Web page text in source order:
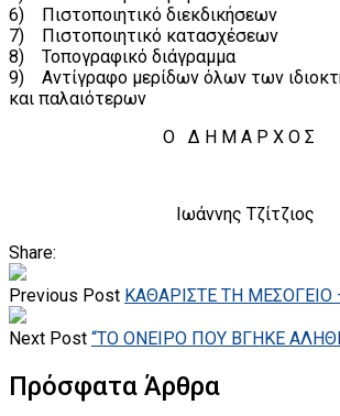
6) Πιστοποιητικό διεκδικήσεων
7) Πιστοποιητικό κατασχέσεων
8) Τοπογραφικό διάγραμμα
9) Αντίγραφο μερίδων όλων των
και παλαιότερων
Ο Δ Η Μ Α Ρ Χ Ο Σ
Ιωάννης Τζίτζιος
Share:
Previous Post ΚΑΘΑΡΙΣΤΕ ΤΗ ΜΕΣΟΓΕΙΟ
Next Post “ΤΟ ΟΝΕΙΡΟ ΠΟΥ ΒΓΗΚΕ
Πρόσφατα Άρθρα